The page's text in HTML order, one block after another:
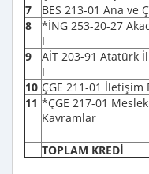
7
BES 213-01 Ana ve
8
*İNG 253-20-27
I
9
AİT 203-91 Atatürk
I
10 ÇGE 211-01 İletişim
11 *ÇGE 217-01
Kavramlar
TOPLAM KREDİ